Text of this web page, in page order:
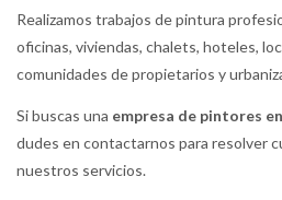
Realizamos trabajos de pintura
oficinas, viviendas, chalets, hoteles,
comunidades de propietarios y
Si buscas una empresa de pintores
dudes en contactarnos para resolver
nuestros servicios.